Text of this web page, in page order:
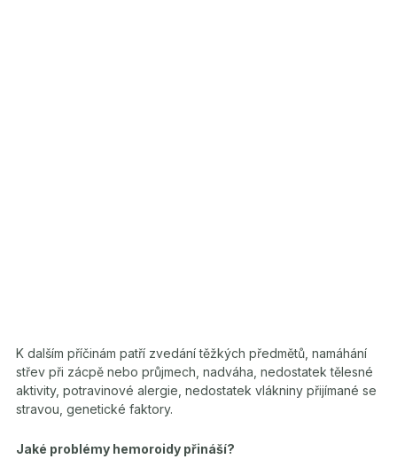
K dalším příčinám patří zvedání těžkých předmětů, namáhání
střev při zácpě nebo průjmech, nadváha, nedostatek tělesné
aktivity, potravinové alergie, nedostatek vlákniny přijímané se
stravou, genetické faktory.
Jaké problémy hemoroidy přináší?